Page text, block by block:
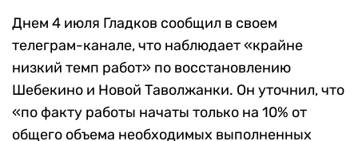
Днем 4 июля Гладков сообщил в своем
телеграм-канале, что наблюдает «крайне
низкий темп работ» по восстановлению
Шебекино и Новой Таволжанки. Он уточнил, что
«по факту работы начаты только на 10% от
общего объема необходимых выполненных